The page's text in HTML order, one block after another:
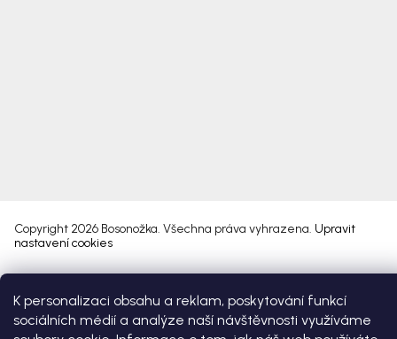
K personalizaci obsahu a reklam, poskytování funkcí
sociálních médií a analýze naší návštěvnosti využíváme
Copyright 2026 Bosonožka. Všechna práva vyhrazena. Upravit
nastavení cookies